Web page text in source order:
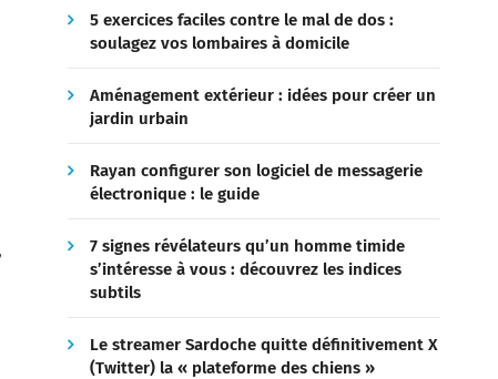
5 exercices faciles contre le mal de dos :
soulagez vos lombaires à domicile
Aménagement extérieur : idées pour créer un
jardin urbain
Rayan configurer son logiciel de messagerie
électronique : le guide
7 signes révélateurs qu’un homme timide
s’intéresse à vous : découvrez les indices
subtils
Le streamer Sardoche quitte définitivement X
(Twitter) la « plateforme des chiens »